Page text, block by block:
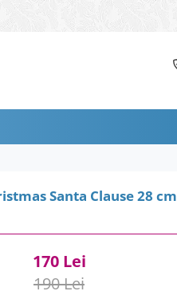
Santa Clause 28 cm
170 Lei
190 Lei